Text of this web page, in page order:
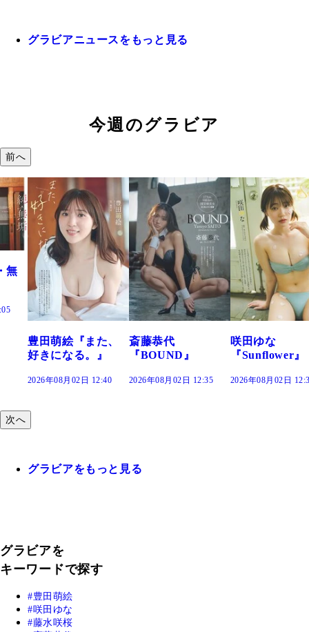
グラビアニュースをもっと見る
今週のグラビア
前へ
斎藤恭代
『BOUND』
2026年08月02日 12:35
咲田ゆな
『Sunflower』
2026年08月02日 12:30
藤水咲桜『花
だまり』
2026年08月02日
次へ
グラビアをもっと見る
グラビアを
キーワードで探す
豊田萌絵
咲田ゆな
藤水咲桜